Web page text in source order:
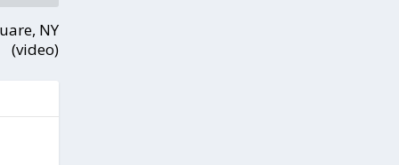
NY
(video)